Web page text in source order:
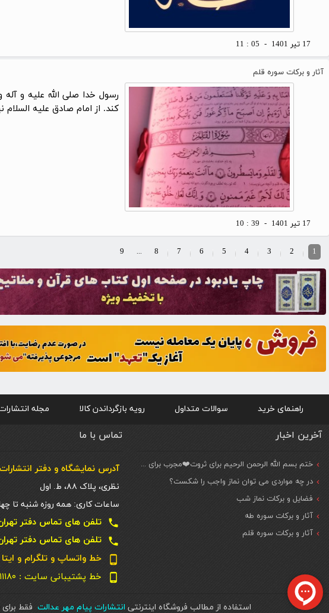
17 تير 1401 - 05 : 11
آثار و برکات سوره قلم
رسول خدا صلی الله علیه و
کند. از امام صادق علیه
17 تير 1401 - 39 : 10
...
راهنمای خرید سوالات متداول رویه بازگرداندن کالا مجله
آخرین اخبار
ختم بسم الله الرحمن الرحیم برای ثروت❤️مجرب برای حاجات مهم و فوری
در چه مواردی می توان نماز واجب را شکست؟
فضایل و برکات نماز شب
آثار و برکات سوره طه
آثار و برکات سوره قلم
تماس با ما
آدرس نمایشگاه و دفتر
نظری، پلاک ۸۸، ط. اول
ساعات کاری: همه روزه شنبه تا چهارشنبه از ساعت ۹ صبح الی
local_phone تلفن های تماس دفتر تهران: ۶۶۴۱۱۲۰۰ - ۶۶۴۱۱۳۰۰ - ۶۶۴۰۵۶۰۰
local_phone تلفن های تماس دفتر تهران: ۶۶۴۹۲۱۹۴ - ۶۶۴۹۲۰۶۷ - ۶۶۴۰۲۱۰۰
phone_android خط واتساپ و تلگرام و ایتا
phone_android خط پشتیبانی سایت : ۰۹۰۳۹۷۱۱۱۸۰
استفاده از مطالب فروشگاه اینترنتی انتشارات پیام مهر عدالت فقط